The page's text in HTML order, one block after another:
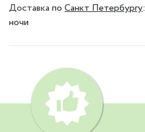
Доставка по Санкт Петербургу:
ночи